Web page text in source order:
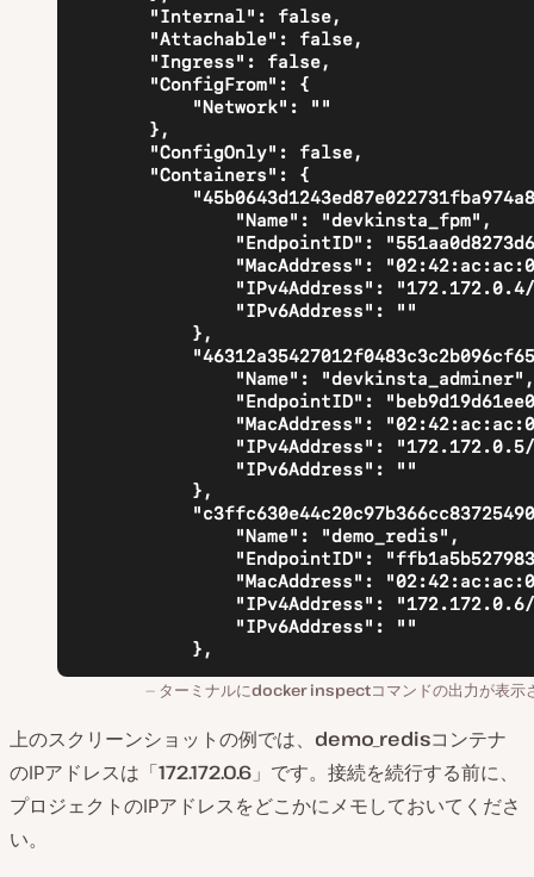
ターミナルにdocker inspectコマンドの出力が表示
上のスクリーンショットの例では、 demo_redisコンテナ
のIPアドレスは「172.172.0.6 」です。接続を続行する前に、
プロジェクトのIPアドレスをどこかにメモしておいてくださ
い。